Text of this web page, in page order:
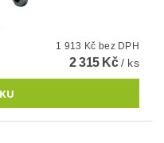
1 913 Kč bez DPH
2 315 Kč/ ks